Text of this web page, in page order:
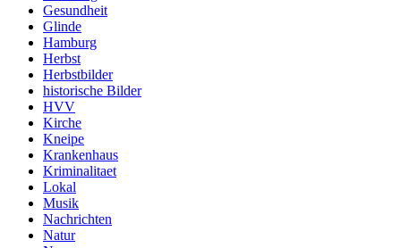
Gesundheit
Glinde
Hamburg
Herbst
Herbstbilder
historische Bilder
HVV
Kirche
Kneipe
Krankenhaus
Kriminalitaet
Lokal
Musik
Nachrichten
Natur